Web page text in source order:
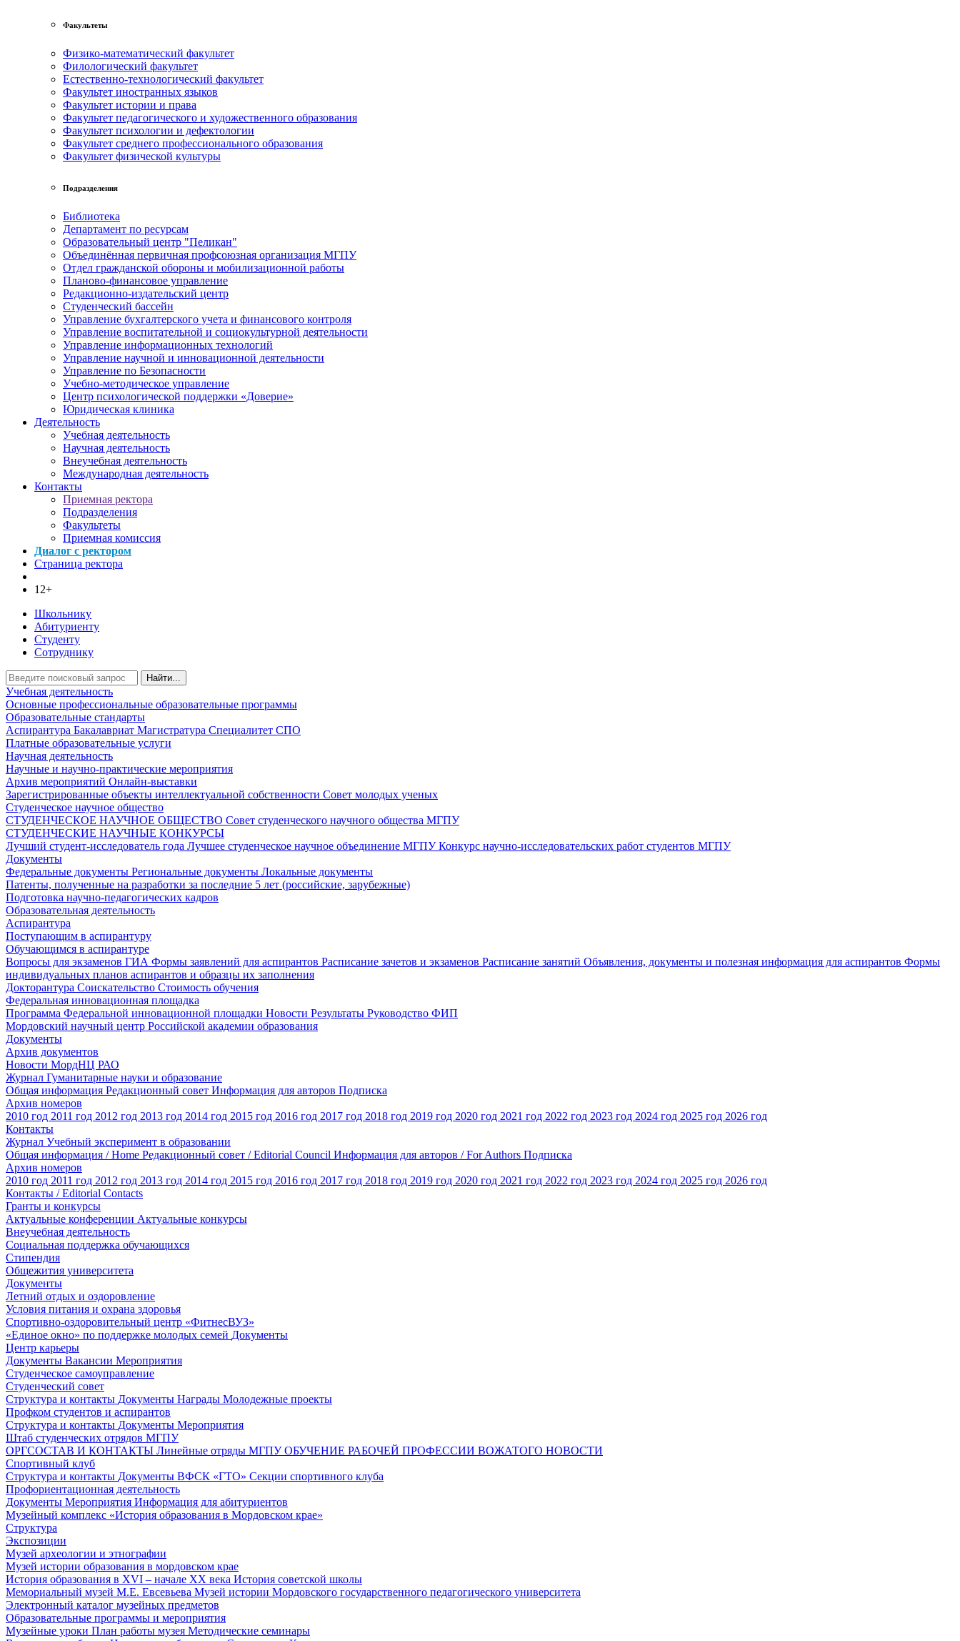
Факультеты
Физико-математический факультет
Филологический факультет
Естественно-технологический факультет
Факультет иностранных языков
Факультет истории и права
Факультет педагогического и художественного образования
Факультет психологии и дефектологии
Факультет среднего профессионального образования
Факультет физической культуры
Подразделения
Библиотека
Департамент по ресурсам
Образовательный центр "Пеликан"
Объединённая первичная профсоюзная организация МГПУ
Отдел гражданской обороны и мобилизационной работы
Планово-финансовое управление
Редакционно-издательский центр
Студенческий бассейн
Управление бухгалтерского учета и финансового контроля
Управление воспитательной и социокультурной деятельности
Управление информационных технологий
Управление научной и инновационной деятельности
Управление по Безопасности
Учебно-методическое управление
Центр психологической поддержки «Доверие»
Юридическая клиника
Деятельность
Учебная деятельность
Научная деятельность
Внеучебная деятельность
Международная деятельность
Контакты
Приемная ректора
Подразделения
Факультеты
Приемная комиссия
Диалог с ректором
Страница ректора
12+
Школьнику
Абитуриенту
Студенту
Сотруднику
Найти...
Учебная деятельность
Основные профессиональные образовательные программы
Образовательные стандарты
Аспирантура Бакалавриат Магистратура Специалитет СПО
Платные образовательные услуги
Научная деятельность
Научные и научно-практические мероприятия
Архив мероприятий Онлайн-выставки
Зарегистрированные объекты интеллектуальной собственности Совет молодых ученых
Студенческое научное общество
СТУДЕНЧЕСКОЕ НАУЧНОЕ ОБЩЕСТВО Совет студенческого научного общества МГПУ
СТУДЕНЧЕСКИЕ НАУЧНЫЕ КОНКУРСЫ
Лучший студент-исследователь года Лучшее студенческое научное объединение МГПУКонкурс научно-исследовательских работ студентов МГПУ
Документы
Федеральные документы Региональные документы Локальные документы
Патенты, полученные на разработки за последние 5 лет (российские, зарубежные)
Подготовка научно-педагогических кадров
Образовательная деятельность
Аспирантура
Поступающим в аспирантуру
Обучающимся в аспирантуре
Вопросы для экзаменов ГИА Формы заявлений для аспирантов Расписание зачетов и экзаменов Расписание занятий Объявления, документы и полезная информация для аспирантов Формы
индивидуальных планов аспирантов и образцы их заполнения
Докторантура Соискательство Стоимость обучения
Федеральная инновационная площадка
Программа Федеральной инновационной площадки Новости Результаты Руководство ФИП
Мордовский научный центр Российской академии образования
Документы
Архив документов
Новости МордНЦ РАО
Журнал Гуманитарные науки и образование
Общая информация Редакционный совет Информация для авторов Подписка
Архив номеров
2010 год 2011 год 2012 год 2013 год 2014 год 2015 год 2016 год 2017 год 2018 год 2019 год 2020 год 2021 год 2022 год 2023 год 2024 год 2025 год 2026 год
Контакты
Журнал Учебный эксперимент в образовании
Общая информация / Home Редакционный совет / Editorial Council Информация для авторов / For Authors Подписка
Архив номеров
2010 год 2011 год 2012 год 2013 год 2014 год 2015 год 2016 год 2017 год 2018 год 2019 год 2020 год 2021 год 2022 год 2023 год 2024 год 2025 год 2026 год
Контакты / Editorial Contacts
Гранты и конкурсы
Актуальные конференции Актуальные конкурсы
Внеучебная деятельность
Социальная поддержка обучающихся
Стипендия
Общежития университета
Документы
Летний отдых и оздоровление
Условия питания и охрана здоровья
Спортивно-оздоровительный центр «ФитнесВУЗ»
«Единое окно» по поддержке молодых семей Документы
Центр карьеры
Документы Вакансии Мероприятия
Студенческое самоуправление
Студенческий совет
Структура и контакты Документы Награды Молодежные проекты
Профком студентов и аспирантов
Структура и контакты Документы Мероприятия
Штаб студенческих отрядов МГПУ
ОРГСОСТАВ И КОНТАКТЫ Линейные отряды МГПУОБУЧЕНИЕ РАБОЧЕЙ ПРОФЕССИИ ВОЖАТОГО НОВОСТИ
Спортивный клуб
Структура и контакты Документы ВФСК «ГТО» Секции спортивного клуба
Профориентационная деятельность
Документы Мероприятия Информация для абитуриентов
Музейный комплекс «История образования в Мордовском крае»
Структура
Экспозиции
Музей археологии и этнографии
Музей истории образования в мордовском крае
История образования в XVI – начале XX века История советской школы
Мемориальный музей М.Е. Евсевьева Музей истории Мордовского государственного педагогического университета
Электронный каталог музейных предметов
Образовательные программы и мероприятия
Музейные уроки План работы музея Методические семинары